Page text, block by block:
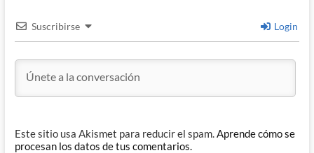
Suscribirse Login
Este sitio usa Akismet para reducir el spam.Aprende cómo se
procesan los datos de tus comentarios.